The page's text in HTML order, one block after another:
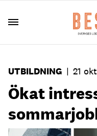
UTBILDNING | 21
Ökat